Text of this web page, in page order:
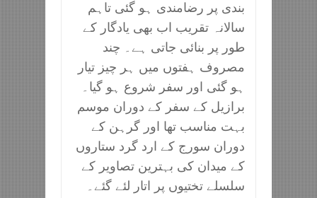
بندی پر رضامندی ہو گئی تاہم
سالانہ تقریب اب بھی یادگار کے
طور پر بنائی جاتی ہے۔ چند
مصروف ہفتوں میں ہر چیز تیار
ہو گئی اور سفر شروع ہو گیا۔
برازیل کے سفر کے دوران موسم
بہت مناسب تھا اور گرہن کے
دوران سورج کے ارد گرد ستاروں
کے میدان کی بہترین تصاویر کے
سلسلے تختیوں پر اتار لئے گئے۔